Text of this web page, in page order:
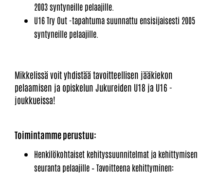
2003 syntyneille pelaajille.
U16 Try Out -tapahtuma suunnattu ensisijaisesti 2005
syntyneille pelaajille.
Mikkelissä voit yhdistää tavoitteellisen jääkiekon
pelaamisen ja opiskelun Jukureiden U18 ja U16 -
joukkueissa!
Toimintamme perustuu:
Henkilökohtaiset kehityssuunnitelmat ja kehittymisen
seuranta pelaajille – Tavoitteena kehittyminen: